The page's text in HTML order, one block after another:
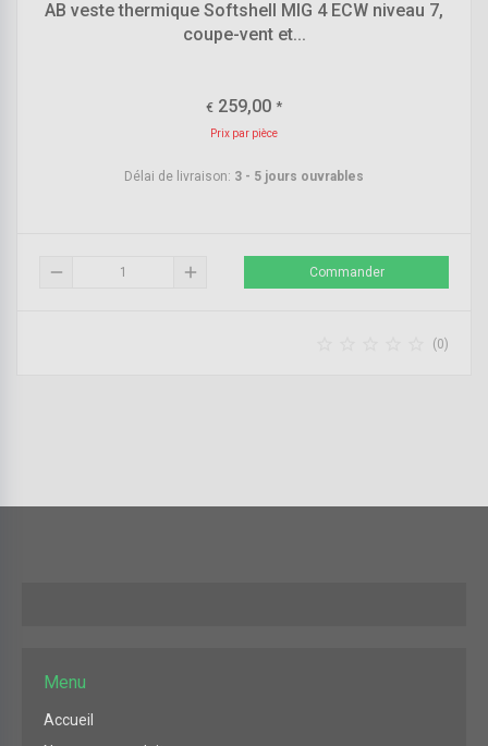
AB veste thermique Softshell MIG 4 ECW niveau 7,
coupe-vent et...
€ 259,00 *
Prix par pièce
Délai de livraison: 3 - 5 jours ouvrables
remove add Commander
(0)
Menu
Accueil